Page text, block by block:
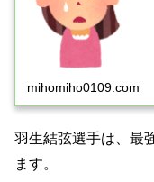
mihomiho0109.com
羽生結弦選手は、最
ます。